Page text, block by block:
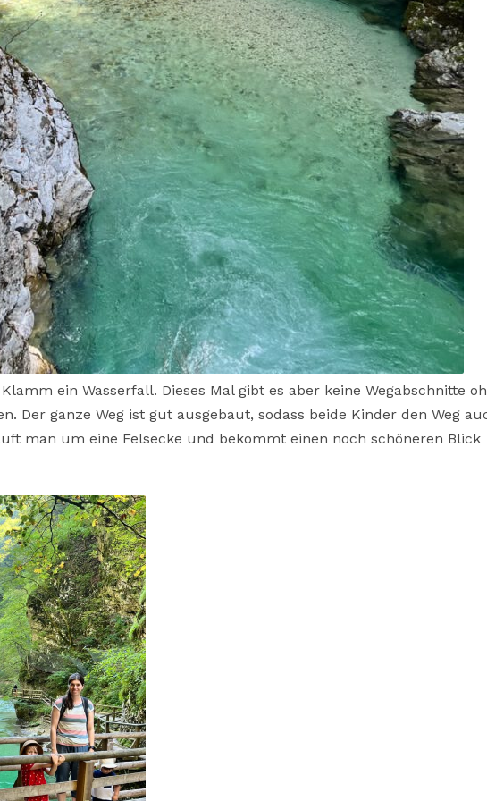
ein Wasserfall. Dieses Mal gibt es aber keine Wegabschnitte
Der ganze Weg ist gut ausgebaut, sodass beide Kinder den Weg
man um eine Felsecke und bekommt einen noch schöneren Blick